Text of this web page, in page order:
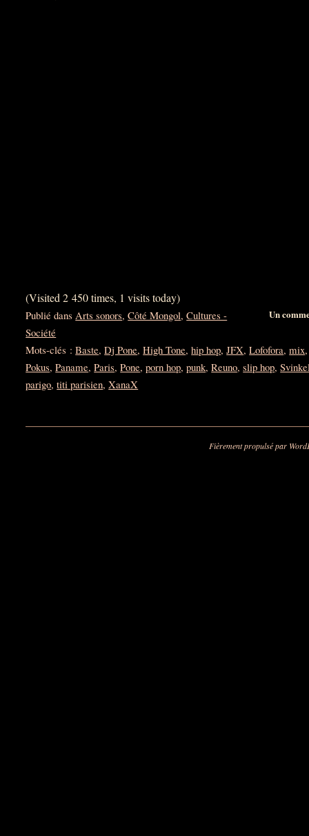
(Visited 2 450 times, 1 visits today)
Un
Publié dans Arts sonors,Côté Mongol,Cultures -
Société
Mots-clés : Baste,Dj Pone,High Tone,hip hop,JFX,Lofofora,mix
Pokus,Paname,Paris,Pone,porn hop,punk,Reuno,slip hop,
parigo,titi parisien,XanaX
Fièrement propulsé par